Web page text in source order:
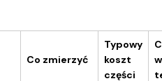
Co zmierzyć
Typowy
koszt
części